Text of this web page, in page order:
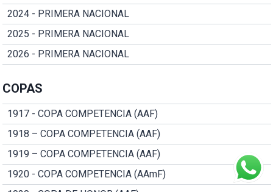
2024 - PRIMERA NACIONAL
2025 - PRIMERA NACIONAL
2026 - PRIMERA NACIONAL
COPAS
1917 - COPA COMPETENCIA (AAF)
1918 – COPA COMPETENCIA (AAF)
1919 – COPA COMPETENCIA (AAF)
1920 - COPA COMPETENCIA (AAmF)